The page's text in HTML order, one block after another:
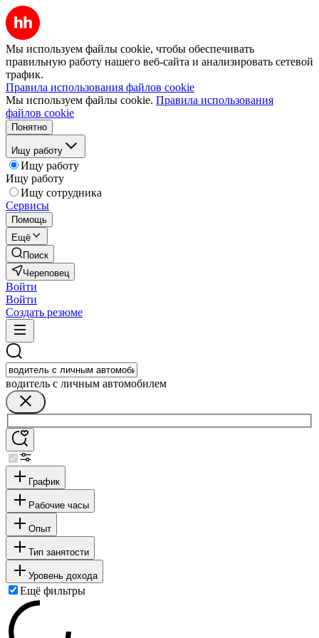
Мы используем файлы cookie, чтобы обеспечивать
правильную работу нашего веб-сайта и анализировать сетевой
трафик.
Правила использования файлов cookie
Мы используем файлы cookie. Правила использования
файлов cookie
Понятно
Ищу работу
Ищу работу
Ищу работу
Ищу сотрудника
Сервисы
Помощь
Ещё
Поиск
Череповец
Войти
Войти
Создать резюме
водитель с личным автомобилем
График
Рабочие часы
Опыт
Тип занятости
Уровень дохода
Ещё фильтры